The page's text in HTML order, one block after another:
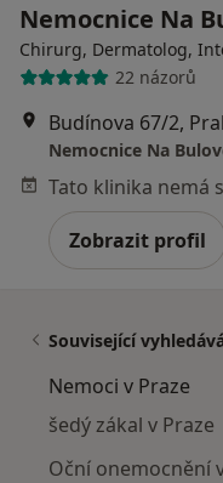
Nemocnice Na
Chirurg, Dermatolog,
22 názorů
Budínova 67/2,
Nemocnice Na
Zobrazit profil
Související
Nemoci v Praze
šedý zákal v Praze
Oční onemocnění